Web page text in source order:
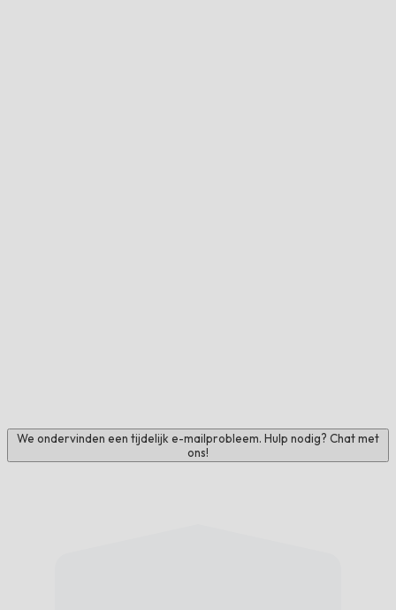
We ondervinden een tijdelijk e-mailprobleem. Hulp nodig? Chat met
ons!